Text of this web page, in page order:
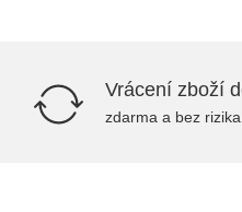
Vrácení zboží
zdarma a bez rizika